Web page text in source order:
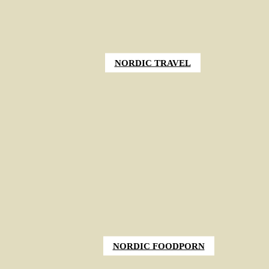
NORDIC TRAVEL
NORDIC FOODPORN